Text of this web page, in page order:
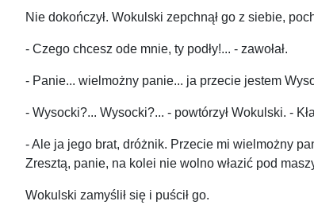
Nie dokończył. Wokulski zepchnął go z siebie,
- Czego chcesz ode mnie, ty podły!... - zawołał.
- Panie... wielmożny panie... ja przecie jestem
- Wysocki?... Wysocki?... - powtórzył Wokulski. -
- Ale ja jego brat, dróżnik. Przecie mi wielmożny
Zresztą, panie, na kolei nie wolno włazić pod
Wokulski zamyślił się i puścił go.